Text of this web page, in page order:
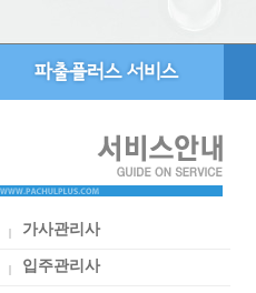
가사관리사
입주관리사